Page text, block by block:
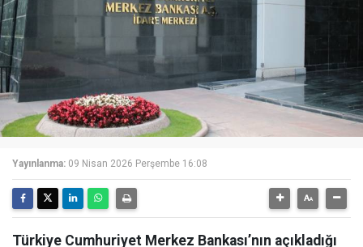
Yayınlanma: 09 Nisan 2026 Perşembe 16:08
Türkiye Cumhuriyet Merkez Bankası’nın açıkladığı